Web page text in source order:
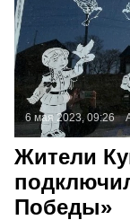
6 мая 2023, 09:26
Жители
Победы»